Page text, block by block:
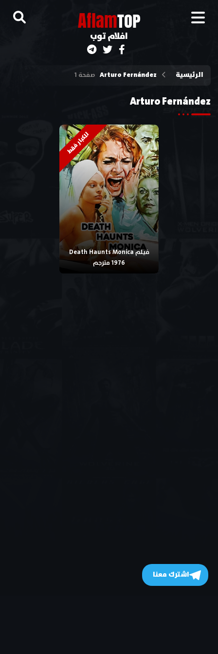
AflamTOP
افلام توب
الرئيسية Arturo Fernández صفحة 1
Arturo Fernández
للكبار فقط
فيلم Death Haunts Monica
1976 مترجم
اشترك معنا